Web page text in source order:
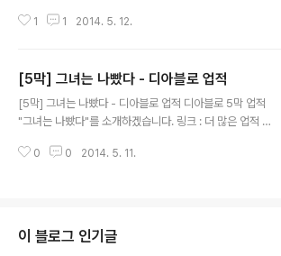
우릴 갈라놓을 때"는 디아블로 3 확장팩의 최종 보스인 말
나 3층으로 가야 만날 수 있습니다. 웅장한 혼돈의 요새 지
하 3층을 지나갑니다. 적이 없어 조용하군요. 요새 심장부
로 들어갑니다. 말티엘이 있는 곳입니다. 디아블로 3 확장
합니다. 최종보스답게 쉽사리 죽어주지를 않네요. 저 하얀
1 1 2014. 5. 12.
[5막] 그녀는 나빴다 - 디아블로 업적
[5막] 그녀는 나빴다 - 디아블로 업적 디아블로 5막 업적
"그녀는 나빴다"를 소개하겠습니다. 링크 : 더 많은 업적 보
반드시 클리어해야 하는 업적입니다. 아드리아를 처치하면
뭔가를 하고 있는걸 볼 수 있습니다. 물에 뛰어 듭니다. 스
스로 목숨을?? 업적이 싱겁게 끝나나요? 징그러운 모습으
0 0 2014. 5. 11.
이 블로그 인기글